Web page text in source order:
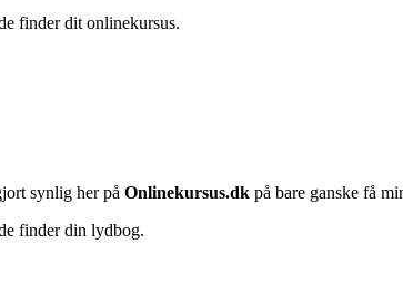
finder dit onlinekursus.
synlig her på Onlinekursus.dk på bare ganske få
finder din lydbog.